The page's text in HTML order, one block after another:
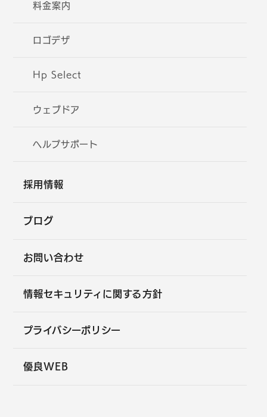
料金案内
ロゴデザ
Hp Select
ウェブドア
ヘルプサポート
採用情報
ブログ
お問い合わせ
情報セキュリティに関する方針
プライバシーポリシー
優良WEB